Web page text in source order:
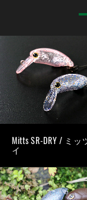
Mitts SR-DRY / ミッ
イ